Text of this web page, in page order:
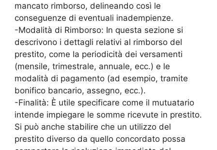
mancato rimborso, delineando così le
conseguenze di eventuali inadempienze.
-Modalità di Rimborso: In questa sezione si
descrivono i dettagli relativi al rimborso del
prestito, come la periodicità dei versamenti
(mensile, trimestrale, annuale, ecc.) e le
modalità di pagamento (ad esempio, tramite
bonifico bancario, assegno, ecc.).
-Finalità: È utile specificare come il mutuatario
intende impiegare le somme ricevute in prestito.
Si può anche stabilire che un utilizzo del
prestito diverso da quello concordato possa